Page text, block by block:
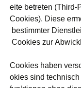
eite betreten (Third-
Cookies). Diese
bestimmter
Cookies zur
Cookies haben
okies sind